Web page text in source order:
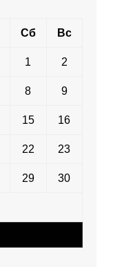
Сб Вс
1 2
8 9
15 16
22 23
29 30